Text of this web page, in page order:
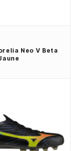
Neo V Beta